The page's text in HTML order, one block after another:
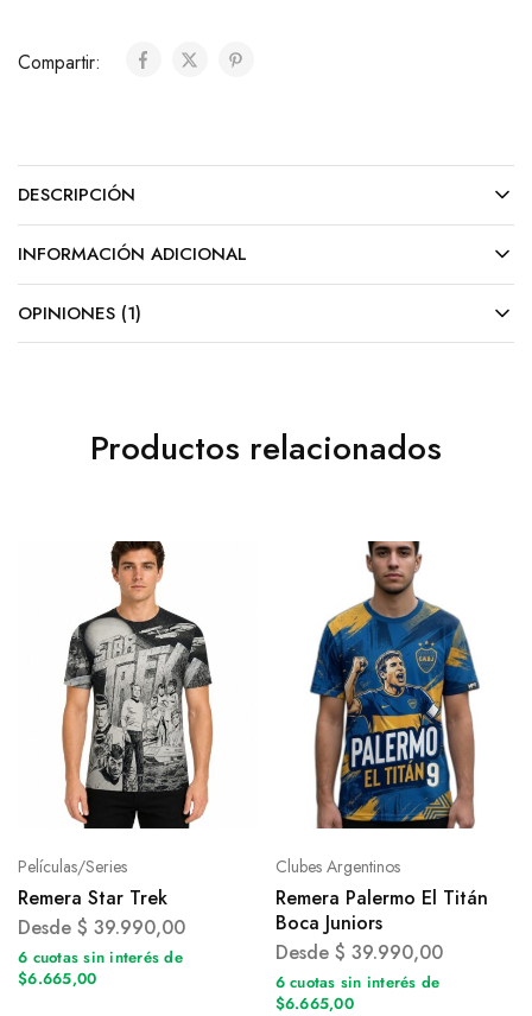
Compartir:
DESCRIPCIÓN
INFORMACIÓN ADICIONAL
OPINIONES (1)
Productos relacionados
Películas/Series
Remera Star Trek
Desde $ 39.990,00
6 cuotas sin interés de
$6.665,00
Clubes Argentinos
Remera Palermo El Titán
Boca Juniors
Desde $ 39.990,00
6 cuotas sin interés de
$6.665,00